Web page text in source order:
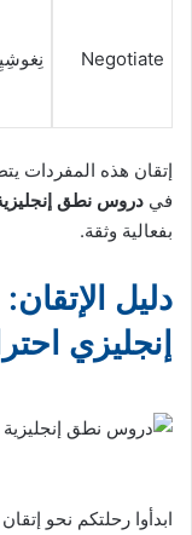
Negotiate
إتقان هذه المفردات
في دروس نطق
بفعالية وثقة.
دليل
إنجليزي
ابدأوا رحلتكم نحو